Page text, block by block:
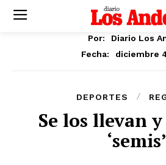
Por:
Diario Los
Fecha:
diciembre
DEPORTES
Se los llevan
‘semis’